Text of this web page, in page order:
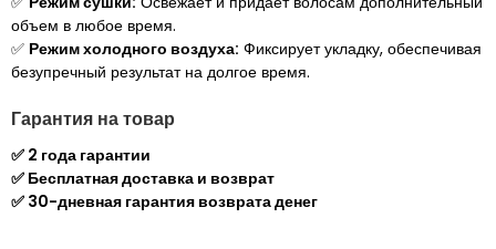
объем в любое время.
✅ Режим холодного воздуха: Фиксирует укладку, обеспечивая
безупречный результат на долгое время.
Гарантия на товар
✅ ⁠2 года гарантии
✅ ⁠Бесплатная доставка и возврат
✅ ⁠⁠30-дневная гарантия возврата денег